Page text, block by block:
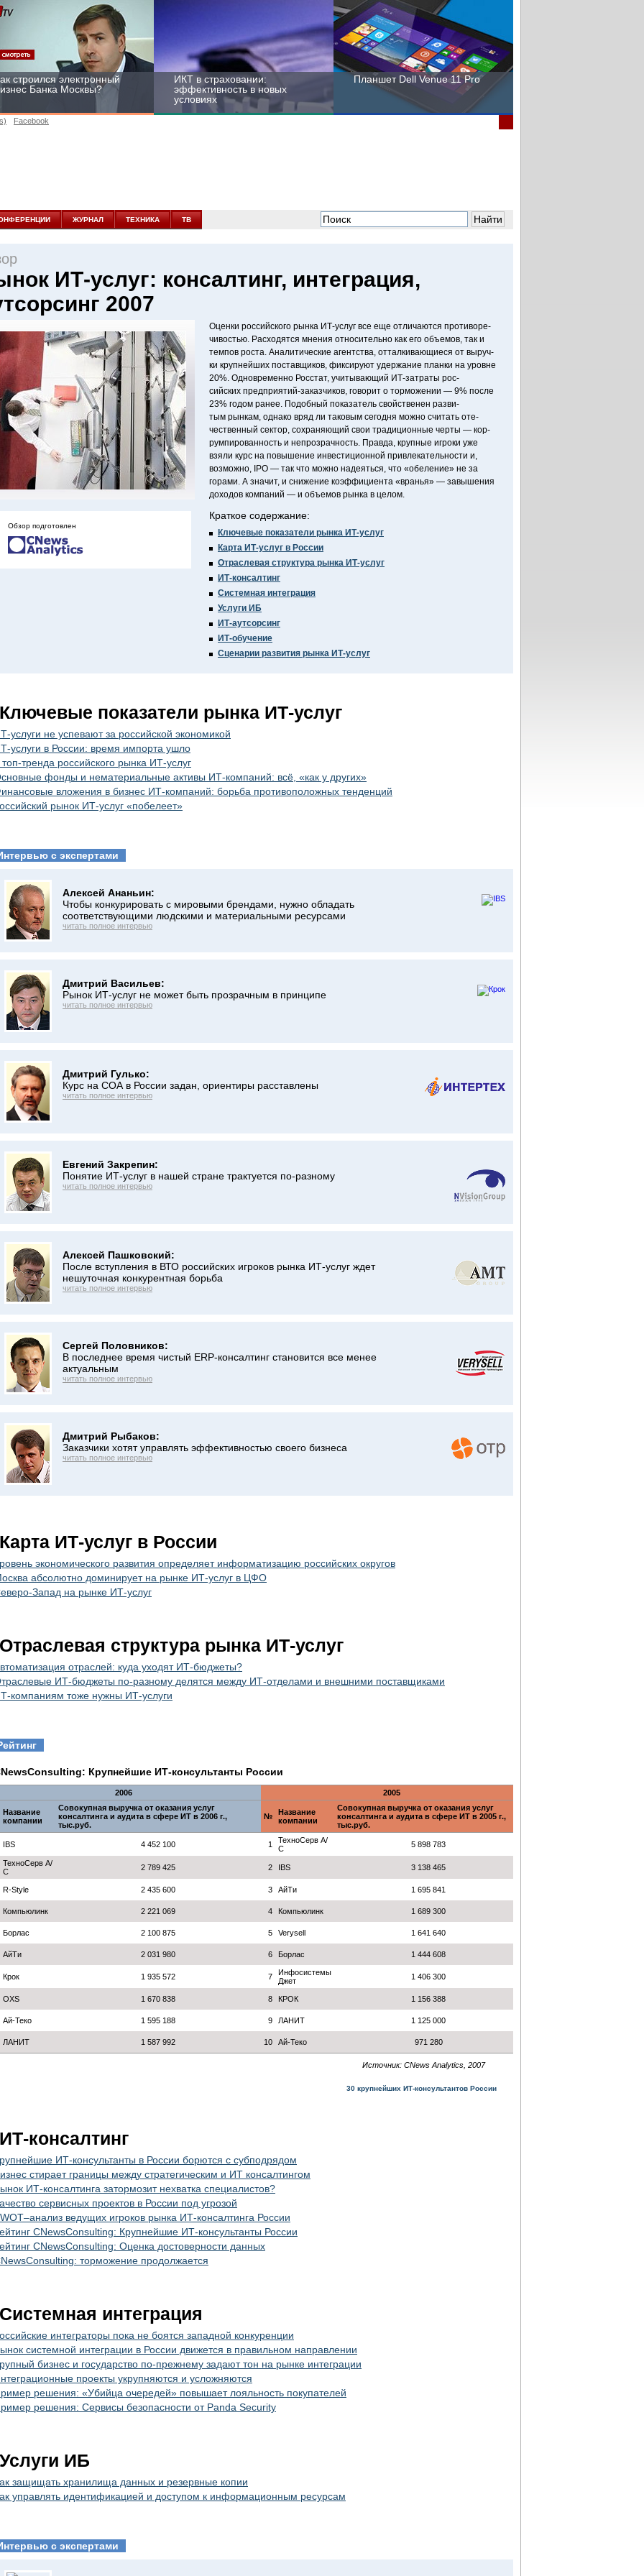
строился электронный
Банка Москвы?
ИКТ в страховании:
эффективность в новых
условиях
Планшет Dell Venue 11 Pro
госструктур: развитие в
новых условиях
Facebook
ЖУРНАЛ ТЕХНИКА ТВ
ИТ-услуг: консалтинг, интеграция,
2007
Обзор подготовлен
Оценки российского рынка ИТ-услуг все еще отличаются противоре-
чивостью. Расходятся мнения относительно как его объемов, так и
темпов роста. Аналитические агентства, отталкивающиеся от выруч-
ки крупнейших поставщиков, фиксируют удержание планки на уровне
20%. Одновременно Росстат, учитывающий ИТ-затраты рос-
сийских предприятий-заказчиков, говорит о торможении — 9% после
23% годом ранее. Подобный показатель свойственен разви-
тым рынкам, однако вряд ли таковым сегодня можно считать оте-
чественный сектор, сохраняющий свои традиционные черты — кор-
румпированность и непрозрачность. Правда, крупные игроки уже
взяли курс на повышение инвестиционной привлекательности и,
возможно, IPO — так что можно надеяться, что «обеление» не за
горами. А значит, и снижение коэффициента «вранья» — завышения
доходов компаний — и объемов рынка в целом.
Краткое содержание:
Ключевые показатели рынка ИТ-услуг
Карта ИТ-услуг в России
Отраслевая структура рынка ИТ-услуг
ИТ-консалтинг
Системная интеграция
Услуги ИБ
ИТ-аутсорсинг
ИТ-обучение
Сценарии развития рынка ИТ-услуг
Ключевые показатели рынка ИТ-услуг
услуги не успевают за российской экономикой
услуги в России: время импорта ушло
тренда российского рынка ИТ-услуг
фонды и нематериальные активы ИТ-компаний: всё, «как у других»
вложения в бизнес ИТ-компаний: борьба противоположных тенденций
рынок ИТ-услуг «побелеет»
с экспертами
Алексей Ананьин:
Чтобы конкурировать с мировыми брендами, нужно обладать
соответствующими людскими и материальными ресурсами
читать полное интервью
Дмитрий Васильев:
Рынок ИТ-услуг не может быть прозрачным в принципе
читать полное интервью
Дмитрий Гулько:
Курс на СОА в России задан, ориентиры расставлены
читать полное интервью
Евгений Закрепин:
Понятие ИТ-услуг в нашей стране трактуется по-разному
читать полное интервью
Алексей Пашковский:
После вступления в ВТО российских игроков рынка ИТ-услуг ждет
нешуточная конкурентная борьба
читать полное интервью
Сергей Половников:
В последнее время чистый ERP-консалтинг становится все менее
актуальным
читать полное интервью
Дмитрий Рыбаков:
Заказчики хотят управлять эффективностью своего бизнеса
читать полное интервью
Карта ИТ-услуг в России
экономического развития определяет информатизацию российских округов
абсолютно доминирует на рынке ИТ-услуг в ЦФО
Запад на рынке ИТ-услуг
Отраслевая структура рынка ИТ-услуг
отраслей: куда уходят ИТ-бюджеты?
ИТ-бюджеты по-разному делятся между ИТ-отделами и внешними поставщиками
компаниям тоже нужны ИТ-услуги
Крупнейшие ИТ-консультанты России
2006 2005
Название
компании
Совокупная выручка от оказания услуг
консалтинга и аудита в сфере ИТ в 2006 г.,
тыс.руб.
№
Название
компании
Совокупная выручка от оказания услуг
консалтинга и аудита в сфере ИТ в 2005 г.,
тыс.руб.
IBS 4 452 100 1
ТехноСерв А/
С
5 898 783
ТехноСерв А/
С
2 789 425 2 IBS 3 138 465
R-Style 2 435 600 3 АйТи 1 695 841
Компьюлинк 2 221 069 4 Компьюлинк 1 689 300
Борлас 2 100 875 5 Verysell 1 641 640
АйТи 2 031 980 6 Борлас 1 444 608
Крок 1 935 572 7
Инфосистемы
Джет
1 406 300
OXS 1 670 838 8 КРОК 1 156 388
Ай-Теко 1 595 188 9 ЛАНИТ 1 125 000
ЛАНИТ 1 587 992 10 Ай-Теко 971 280
Источник: CNews Analytics, 2007
30 крупнейших ИТ-консультантов России
ИТ-консалтинг
ИТ-консультанты в России борются с субподрядом
стирает границы между стратегическим и ИТ консалтингом
ИТ-консалтинга затормозит нехватка специалистов?
сервисных проектов в России под угрозой
ведущих игроков рынка ИТ-консалтинга России
CNewsConsulting: Крупнейшие ИТ-консультанты России
CNewsConsulting: Оценка достоверности данных
торможение продолжается
Системная интеграция
интеграторы пока не боятся западной конкуренции
системной интеграции в России движется в правильном направлении
бизнес и государство по-прежнему задают тон на рынке интеграции
проекты укрупняются и усложняются
решения: «Убийца очередей» повышает лояльность покупателей
решения: Сервисы безопасности от Panda Security
Услуги ИБ
защищать хранилища данных и резервные копии
управлять идентификацией и доступом к информационным ресурсам
с экспертами